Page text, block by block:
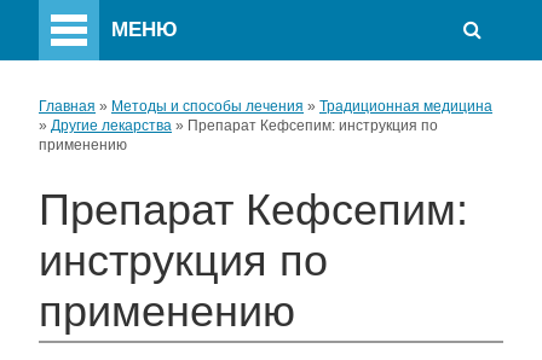
МЕНЮ
Главная » Методы и способы лечения » Традиционная медицина
» Другие лекарства » Препарат Кефсепим: инструкция по
применению
Препарат Кефсепим:
инструкция по
применению